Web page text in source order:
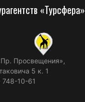
«Турсфера»
Просвещения»,
5 к. 1
748-10-61